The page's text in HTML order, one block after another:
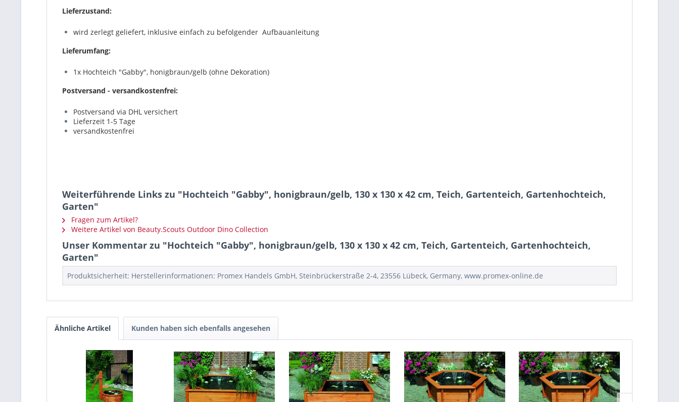
Lieferzustand:
wird zerlegt geliefert, inklusive einfach zu befolgender Aufbauanleitung
Lieferumfang:
1x Hochteich "Gabby", honigbraun/gelb (ohne Dekoration)
Postversand - versandkostenfrei:
Postversand via DHL versichert
Lieferzeit 1-5 Tage
versandkostenfrei
Weiterführende Links zu "Hochteich "Gabby", honigbraun/gelb, 130 x 130 x 42 cm, Teich, Gartenteich, Gartenhochteich,
Garten"
Fragen zum Artikel?
Weitere Artikel von Beauty.Scouts Outdoor Dino Collection
Unser Kommentar zu "Hochteich "Gabby", honigbraun/gelb, 130 x 130 x 42 cm, Teich, Gartenteich, Gartenhochteich,
Garten"
Produktsicherheit: Herstellerinformationen: Promex Handels GmbH, Steinbrückerstraße 2-4, 23556 Lübeck, Germany, www.promex-online.de
Ähnliche Artikel Kunden haben sich ebenfalls angesehen